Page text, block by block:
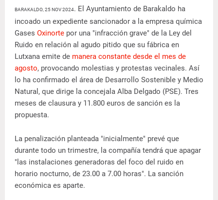
BARAKALDO, 25 NOV 2024. El Ayuntamiento de Barakaldo ha
incoado un expediente sancionador a la empresa química
Gases Oxinorte por una "infracción grave" de la Ley del
Ruido en relación al agudo pitido que su fábrica en
Lutxana emite de manera constante desde el mes de
agosto, provocando molestias y protestas vecinales. Así
lo ha confirmado el área de Desarrollo Sostenible y Medio
Natural, que dirige la concejala Alba Delgado (PSE). Tres
meses de clausura y 11.800 euros de sanción es la
propuesta.
La penalización planteada "inicialmente" prevé que
durante todo un trimestre, la compañía tendrá que apagar
"las instalaciones generadoras del foco del ruido en
horario nocturno, de 23.00 a 7.00 horas". La sanción
económica es aparte.